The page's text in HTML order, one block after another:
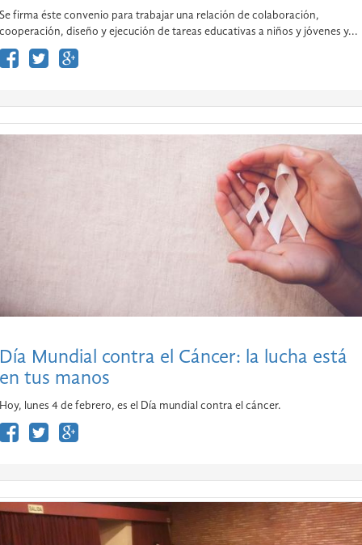
Se firma éste convenio para trabajar una relación de colaboración,
cooperación, diseño y ejecución de tareas educativas a niños y jóvenes y...
Día Mundial contra el Cáncer: la lucha está
en tus manos
Hoy, lunes 4 de febrero, es el Día mundial contra el cáncer.